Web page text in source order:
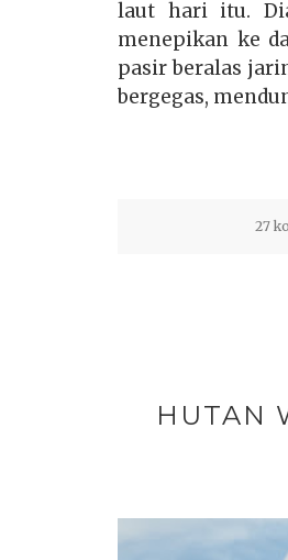
laut hari itu.
menepikan ke
pasir beralas
bergegas,
27
HUTAN